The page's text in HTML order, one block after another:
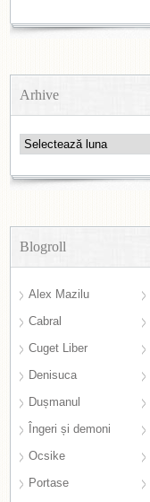
Arhive
Arhive
Blogroll
Alex Mazilu
Cabral
Cuget Liber
Denisuca
Dușmanul
Îngeri și demoni
Ocsike
Portase